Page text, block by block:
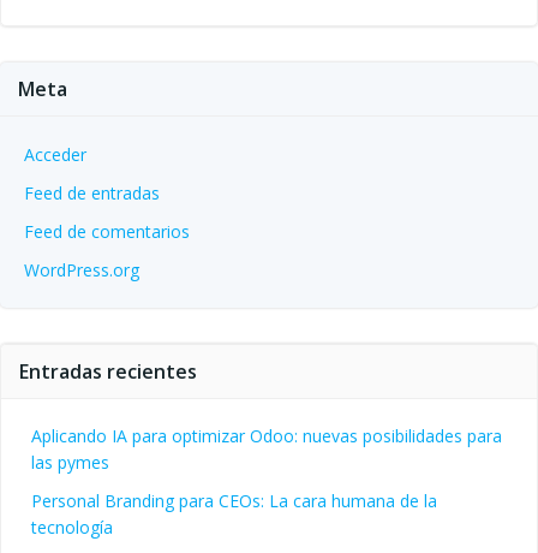
Meta
Acceder
Feed de entradas
Feed de comentarios
WordPress.org
Entradas recientes
Aplicando IA para optimizar Odoo: nuevas posibilidades para
las pymes
Personal Branding para CEOs: La cara humana de la
tecnología